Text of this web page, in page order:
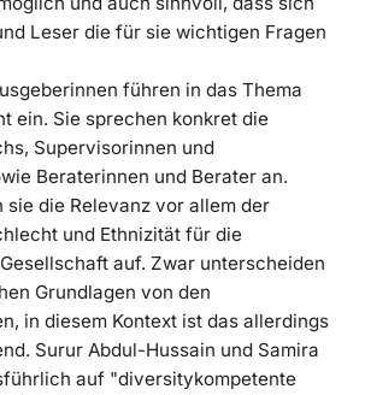
Leser die für sie wichtigen Fragen
führen in das Thema
ein. Sie sprechen konkret die
Supervisorinnen und
Beraterinnen und Berater an.
sie die Relevanz vor allem der
und Ethnizität für die
auf. Zwar unterscheiden
Grundlagen von den
in diesem Kontext ist das allerdings
Surur Abdul-Hussain und Samira
auf "diversitykompetente